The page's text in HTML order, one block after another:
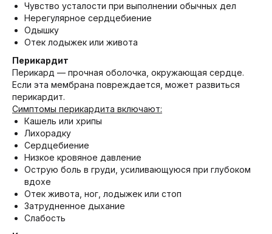
Чувство усталости при выполнении обычных дел
Нерегулярное сердцебиение
Одышку
Отек лодыжек или живота
Перикардит
Перикард — прочная оболочка, окружающая сердце.
Если эта мембрана повреждается, может развиться
перикардит.
Симптомы перикардита включают:
Кашель или хрипы
Лихорадку
Сердцебиение
Низкое кровяное давление
Острую боль в груди, усиливающуюся при глубоком
вдохе
Отек живота, ног, лодыжек или стоп
Затрудненное дыхание
Слабость